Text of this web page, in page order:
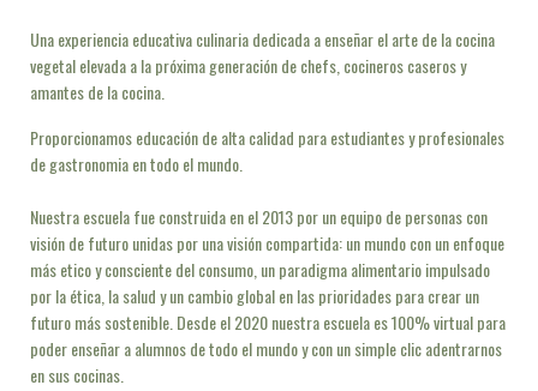
Una experiencia educativa culinaria dedicada a enseñar el arte de la cocina
vegetal elevada a la próxima generación de chefs, cocineros caseros y
amantes de la cocina.
Proporcionamos educación de alta calidad para estudiantes y profesionales
de gastronomia en todo el mundo.
Nuestra escuela fue construida en el 2013 por un equipo de personas con
visión de futuro unidas por una visión compartida: un mundo con un enfoque
más etico y consciente del consumo, un paradigma alimentario impulsado
por la ética, la salud y un cambio global en las prioridades para crear un
futuro más sostenible. Desde el 2020 nuestra escuela es 100% virtual para
poder enseñar a alumnos de todo el mundo y con un simple clic adentrarnos
en sus cocinas.